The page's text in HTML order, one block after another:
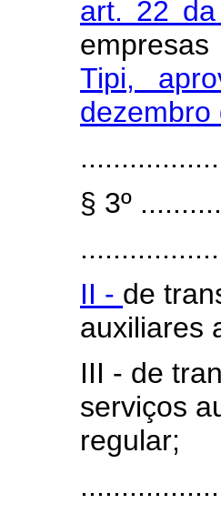
art. 22
Tipi,
dezembro
§ 3º
II - de
auxiliares
III - de
serviços
regular;